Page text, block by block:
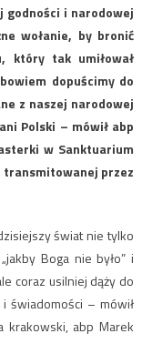
godności i narodowej
wołanie, by bronić
który tak umiłował
dopuścimy do
z naszej narodowej
Polski – mówił abp
w Sanktuarium
transmitowanej przez
świat nie tylko
Boga nie było” i
coraz usilniej dąży do
świadomości – mówił
krakowski, abp Marek